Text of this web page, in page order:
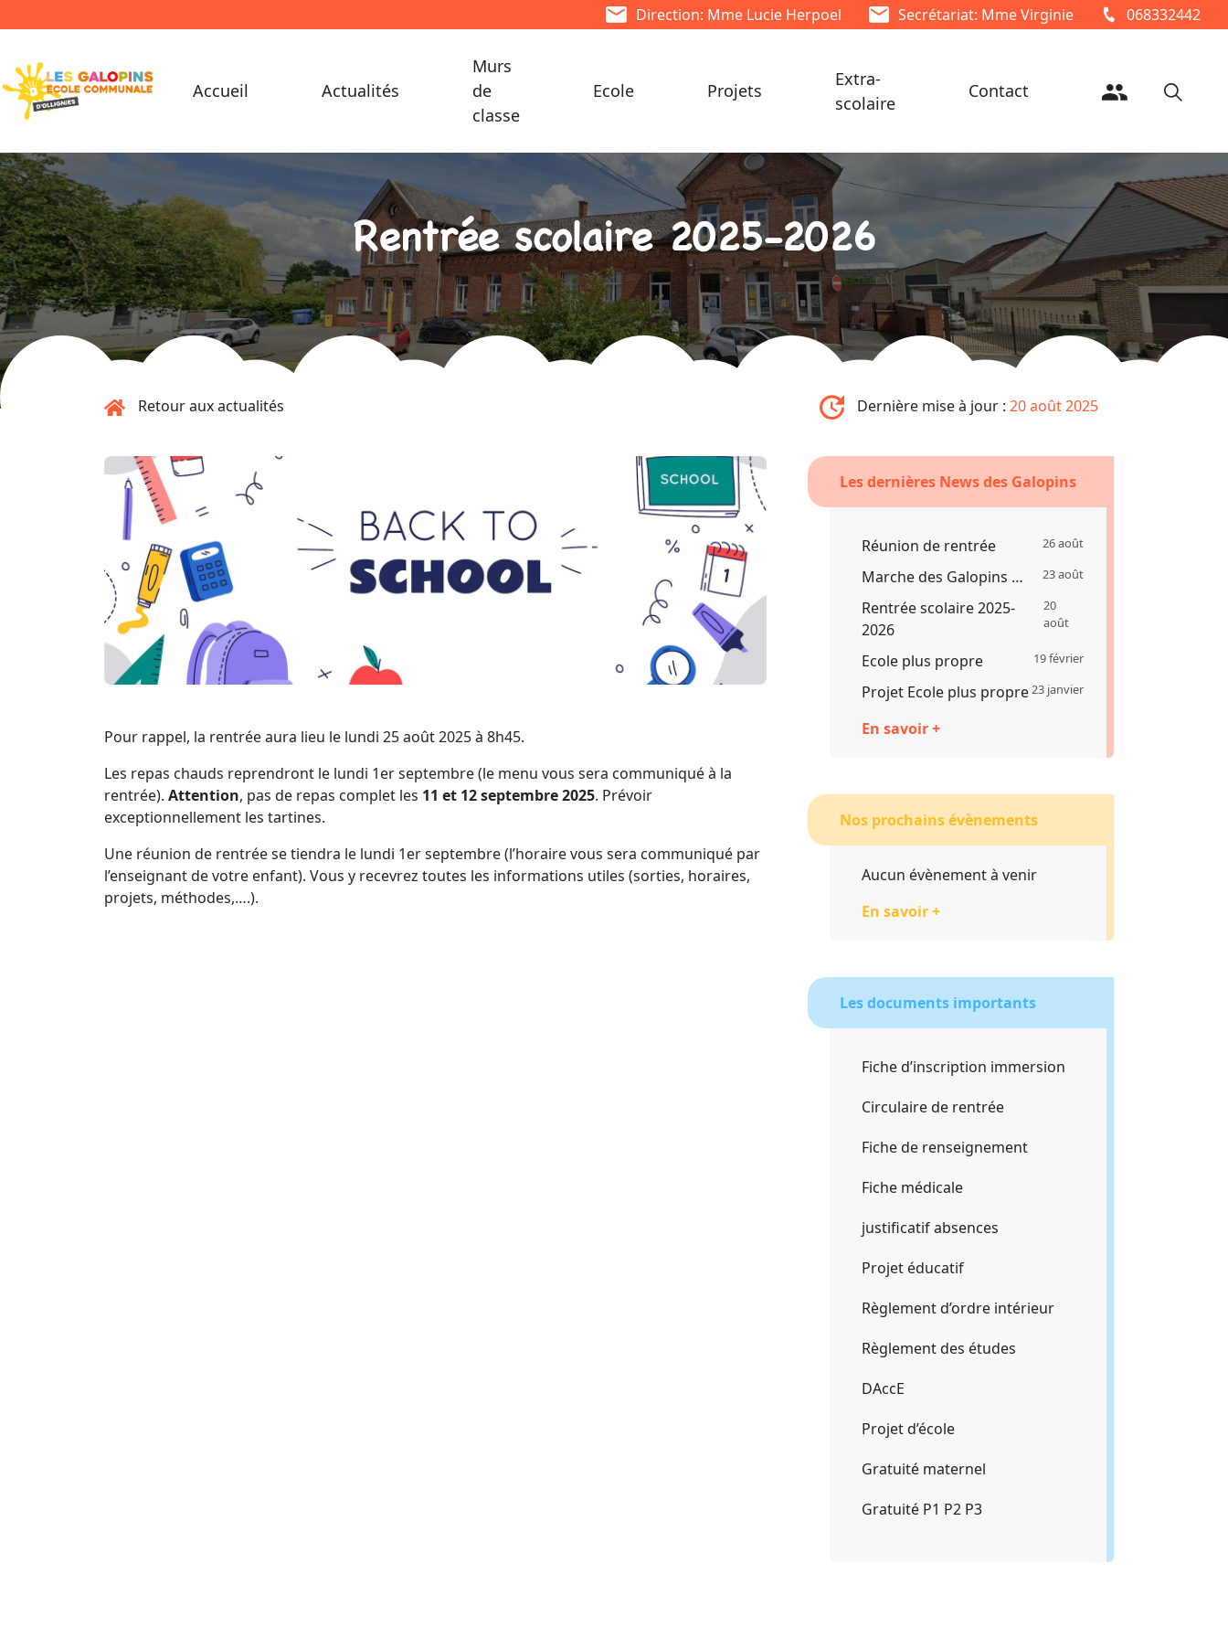
Direction: Mme Lucie Herpoel Secrétariat: Mme Virginie 068332442
Accueil Actualités
Murs
de
classe
Ecole Projets
Extra-
scolaire
Contact
Rentrée scolaire 2025-2026
Retour aux actualités Dernière mise à jour : 20 août 2025
Pour rappel, la rentrée aura lieu le lundi 25 août 2025 à 8h45.
Les repas chauds reprendront le lundi 1er septembre (le menu vous sera communiqué à la
rentrée). Attention, pas de repas complet les 11 et 12 septembre 2025. Prévoir
exceptionnellement les tartines.
Une réunion de rentrée se tiendra le lundi 1er septembre (l’horaire vous sera communiqué par
l’enseignant de votre enfant). Vous y recevrez toutes les informations utiles (sorties, horaires,
projets, méthodes,….).
Les dernières News des Galopins
Réunion de rentrée 26 août
Marche des Galopins … 23 août
Rentrée scolaire 2025-
2026
20
août
Ecole plus propre 19 février
Projet Ecole plus propre23 janvier
En savoir +
Nos prochains évènements
Aucun évènement à venir
En savoir +
Les documents importants
Fiche d’inscription immersion
Circulaire de rentrée
Fiche de renseignement
Fiche médicale
justificatif absences
Projet éducatif
Règlement d’ordre intérieur
Règlement des études
DAccE
Projet d’école
Gratuité maternel
Gratuité P1 P2 P3